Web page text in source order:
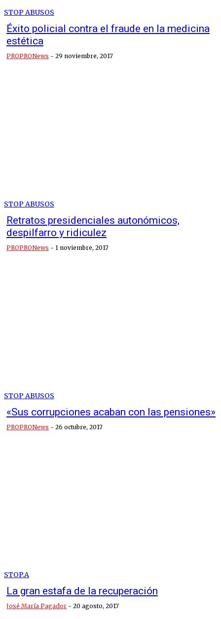
STOP ABUSOS
Éxito policial contra el fraude en la medicina
estética
PROPRONews - 29 noviembre, 2017
STOP ABUSOS
Retratos presidenciales autonómicos,
despilfarro y ridiculez
PROPRONews - 1 noviembre, 2017
STOP ABUSOS
«Sus corrupciones acaban con las pensiones»
PROPRONews - 26 octubre, 2017
STOP.A
La gran estafa de la recuperación
José María Pagador - 20 agosto, 2017